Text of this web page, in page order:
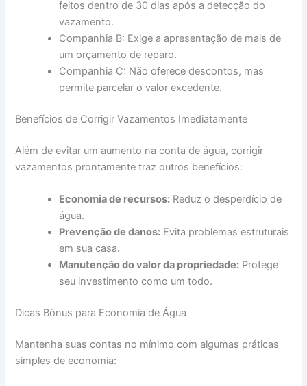
feitos dentro de 30 dias após a detecção do
vazamento.
Companhia B: Exige a apresentação de mais de
um orçamento de reparo.
Companhia C: Não oferece descontos, mas
permite parcelar o valor excedente.
Benefícios de Corrigir Vazamentos Imediatamente
Além de evitar um aumento na conta de água, corrigir
vazamentos prontamente traz outros benefícios:
Economia de recursos: Reduz o desperdício de
água.
Prevenção de danos: Evita problemas estruturais
em sua casa.
Manutenção do valor da propriedade: Protege
seu investimento como um todo.
Dicas Bônus para Economia de Água
Mantenha suas contas no mínimo com algumas práticas
simples de economia: